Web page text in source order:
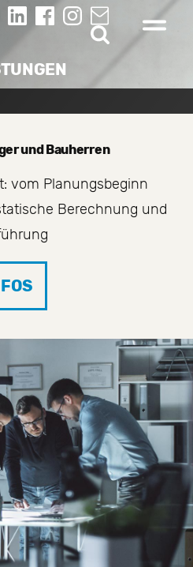
und Bauherren
vom Planungsbeginn
Berechnung und